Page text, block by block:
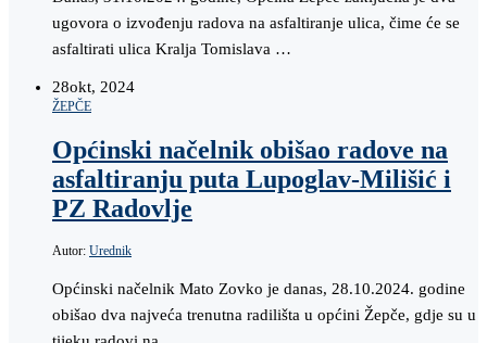
ugovora o izvođenju radova na asfaltiranje ulica, čime će se
asfaltirati ulica Kralja Tomislava …
28okt, 2024
ŽEPČE
Općinski načelnik obišao radove na
asfaltiranju puta Lupoglav-Milišić i
PZ Radovlje
Autor: Urednik
Općinski načelnik Mato Zovko je danas, 28.10.2024. godine
obišao dva najveća trenutna radilišta u općini Žepče, gdje su u